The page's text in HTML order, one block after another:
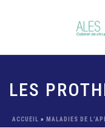
LES
ACCUEIL » MALADIES DE